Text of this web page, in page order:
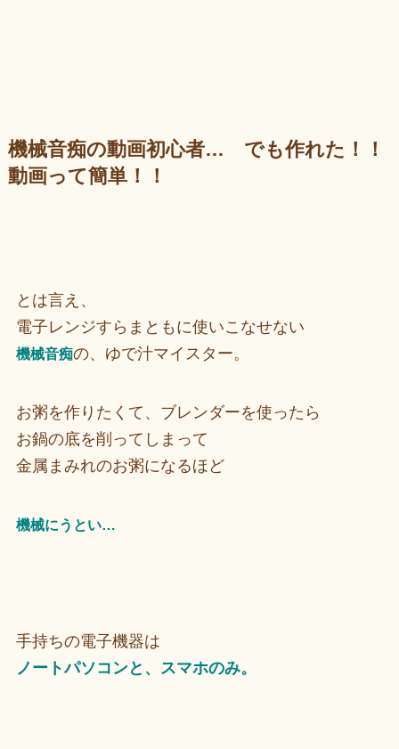
機械音痴の動画初心者… でも作れた！！
動画って簡単！！
とは言え、
電子レンジすらまともに使いこなせない
機械音痴の、ゆで汁マイスター。
お粥を作りたくて、ブレンダーを使ったら
お鍋の底を削ってしまって
金属まみれのお粥になるほど
機械にうとい…
手持ちの電子機器は
ノートパソコンと、スマホのみ。